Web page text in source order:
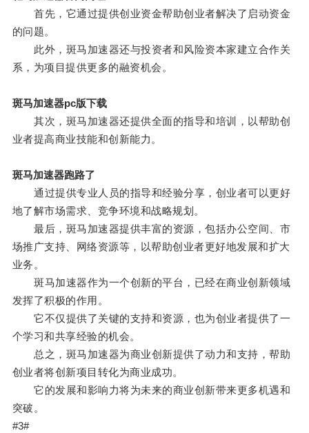
首先，它通过提供创业资金帮助创业者解决了启动资金
的问题。
此外，斑马加速器还与投资者和风险资本家建立合作关
系，为项目提供更多的融资机会。
斑马加速器pc版下载
其次，斑马加速器还提供全面的指导和培训，以帮助创
业者提高商业技能和创新能力。
斑马加速器跑路了
通过提供专业人员的指导和经验分享，创业者可以更好
地了解市场需求、竞争环境和战略规划。
最后，斑马加速器提供丰富的资源，包括办公空间、市
场推广支持、网络资源等，以帮助创业者更好地发展和扩大
业务。
斑马加速器作为一个创新的平台，已经在商业创新领域
发挥了积极的作用。
它不仅提供了关键的支持和资源，也为创业者提供了一
个学习和共享经验的机会。
总之，斑马加速器为商业创新提供了动力和支持，帮助
创业者将创新项目转化为商业成功。
它的发展和影响力将为未来的商业创新带来更多机遇和
突破。
#3#